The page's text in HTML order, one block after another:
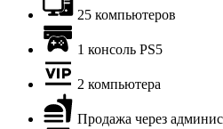
25 компьютеров
1 консоль PS5
2 компьютера
Продажа через